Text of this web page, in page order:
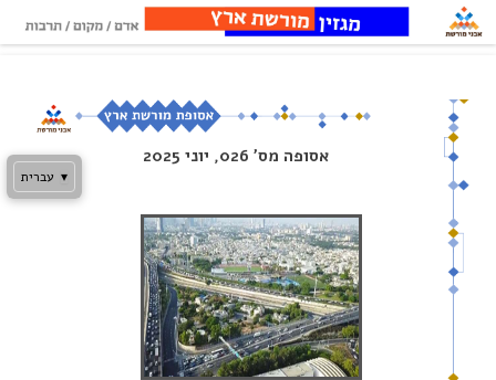
content
אסופה מס’ 026, יוני 2025
עברית ▾